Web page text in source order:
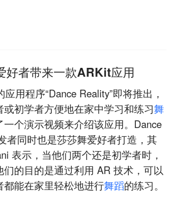
好者带来一款ARKit应用
用程序“Dance Reality”即将推出，
或初学者方便地在家中学习和练习舞
个演示视频来介绍该应用。Dance
者同时也是莎莎舞爱好者打造，其
表示，当他们两个还是初学者时，
的目的是通过利用 AR 技术，可以
都能在家里轻松地进行舞蹈的练习。